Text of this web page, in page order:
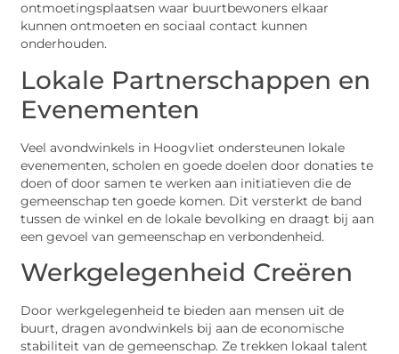
ontmoetingsplaatsen waar buurtbewoners elkaar
kunnen ontmoeten en sociaal contact kunnen
onderhouden.
Lokale Partnerschappen en
Evenementen
Veel avondwinkels in Hoogvliet ondersteunen lokale
evenementen, scholen en goede doelen door donaties te
doen of door samen te werken aan initiatieven die de
gemeenschap ten goede komen. Dit versterkt de band
tussen de winkel en de lokale bevolking en draagt bij aan
een gevoel van gemeenschap en verbondenheid.
Werkgelegenheid Creëren
Door werkgelegenheid te bieden aan mensen uit de
buurt, dragen avondwinkels bij aan de economische
stabiliteit van de gemeenschap. Ze trekken lokaal talent